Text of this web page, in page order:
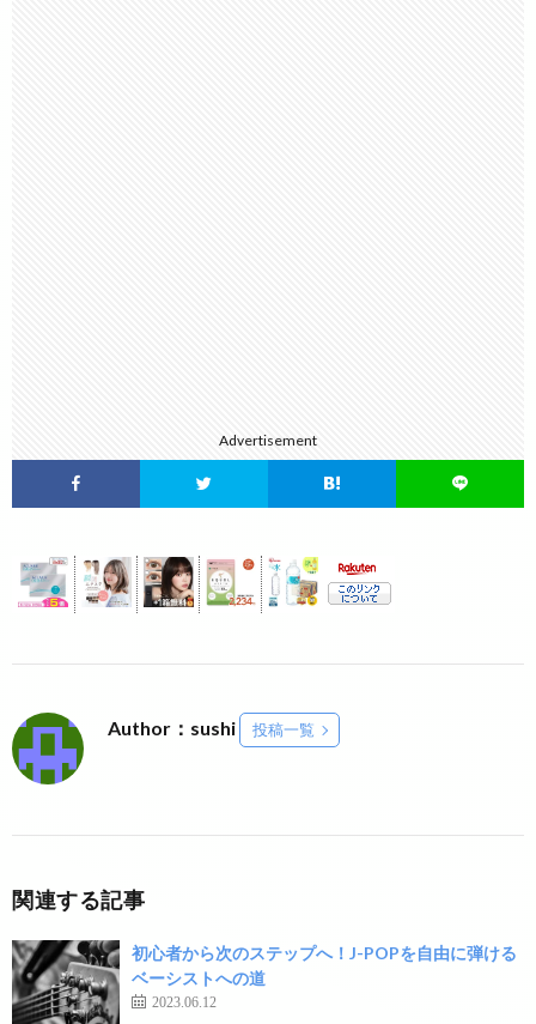
Advertisement
Author：sushi 投稿一覧
関連する記事
初心者から次のステップへ！J-POPを自由に弾ける
ベーシストへの道
2023.06.12